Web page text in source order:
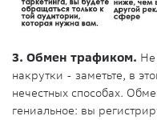
3. Обмен трафиком. Не
накрутки - заметьте, в
нечестных способах.
гениальное: вы